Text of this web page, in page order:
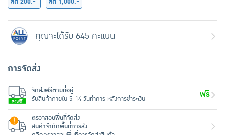
คุณจะได้รับ 645 คะแนน
การจัดส่ง
จัดส่งฟรีตามที่อยู่
รับสินค้าภายใน 5-14 วันทำการ หลังการชำระเงิน
ฟรี
ตรวจสอบพื้นที่จัดส่ง
สินค้าจำกัดพื้นที่การส่ง